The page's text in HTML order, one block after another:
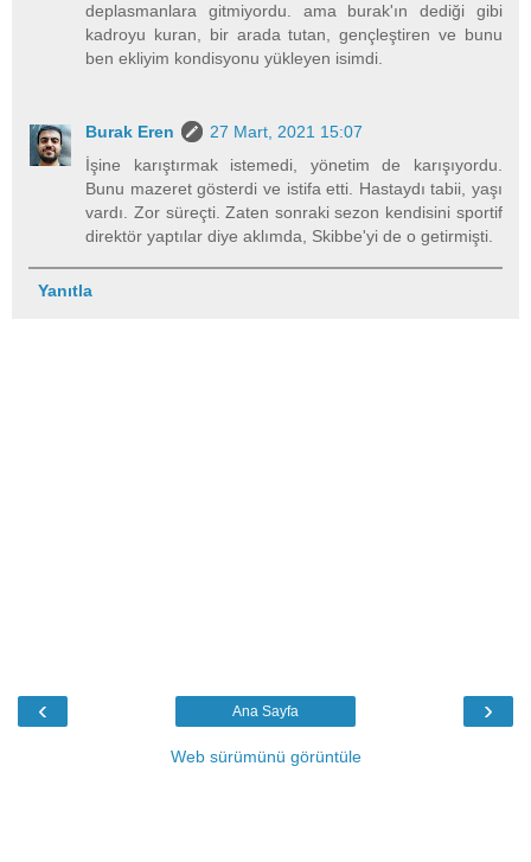
deplasmanlara gitmiyordu. ama burak'ın dediği gibi
kadroyu kuran, bir arada tutan, gençleştiren ve bunu
ben ekliyim kondisyonu yükleyen isimdi.
Burak Eren
27 Mart, 2021 15:07
İşine karıştırmak istemedi, yönetim de karışıyordu.
Bunu mazeret gösterdi ve istifa etti. Hastaydı tabii, yaşı
vardı. Zor süreçti. Zaten sonraki sezon kendisini sportif
direktör yaptılar diye aklımda, Skibbe'yi de o getirmişti.
Yanıtla
‹ ›
Ana Sayfa
Web sürümünü görüntüle